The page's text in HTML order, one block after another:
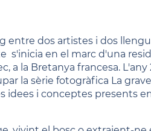
entre dos artistes i dos
s'inicia en el marc d'una
la Bretanya francesa. L'any
la sèrie fotogràfica La
idees i conceptes presents